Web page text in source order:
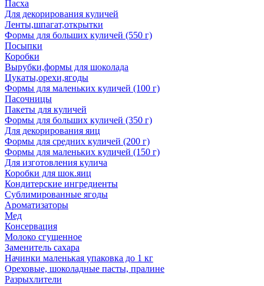
Пасха
Для декорирования куличей
Ленты,шпагат,открытки
Формы для больших куличей (550 г)
Посыпки
Коробки
Вырубки,формы для шоколада
Цукаты,орехи,ягоды
Формы для маленьких куличей (100 г)
Пасочницы
Пакеты для куличей
Формы для больших куличей (350 г)
Для декорирования яиц
Формы для средних куличей (200 г)
Формы для маленьких куличей (150 г)
Для изготовления кулича
Коробки для шок.яиц
Кондитерские ингредиенты
Сублимированные ягоды
Ароматизаторы
Мед
Консервация
Молоко сгущенное
Заменитель сахара
Начинки маленькая упаковка до 1 кг
Ореховые, шоколадные пасты, пралине
Разрыхлители